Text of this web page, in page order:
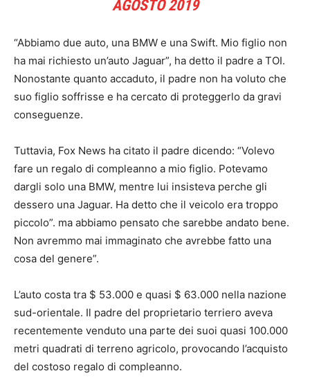
AGOSTO 2019
“Abbiamo due auto, una BMW e una Swift. Mio figlio non
ha mai richiesto un’auto Jaguar”, ha detto il padre a TOI.
Nonostante quanto accaduto, il padre non ha voluto che
suo figlio soffrisse e ha cercato di proteggerlo da gravi
conseguenze.
Tuttavia, Fox News ha citato il padre dicendo: “Volevo
fare un regalo di compleanno a mio figlio. Potevamo
dargli solo una BMW, mentre lui insisteva perche gli
dessero una Jaguar. Ha detto che il veicolo era troppo
piccolo”. ma abbiamo pensato che sarebbe andato bene.
Non avremmo mai immaginato che avrebbe fatto una
cosa del genere”.
L’auto costa tra $ 53.000 e quasi $ 63.000 nella nazione
sud-orientale. Il padre del proprietario terriero aveva
recentemente venduto una parte dei suoi quasi 100.000
metri quadrati di terreno agricolo, provocando l’acquisto
del costoso regalo di compleanno.